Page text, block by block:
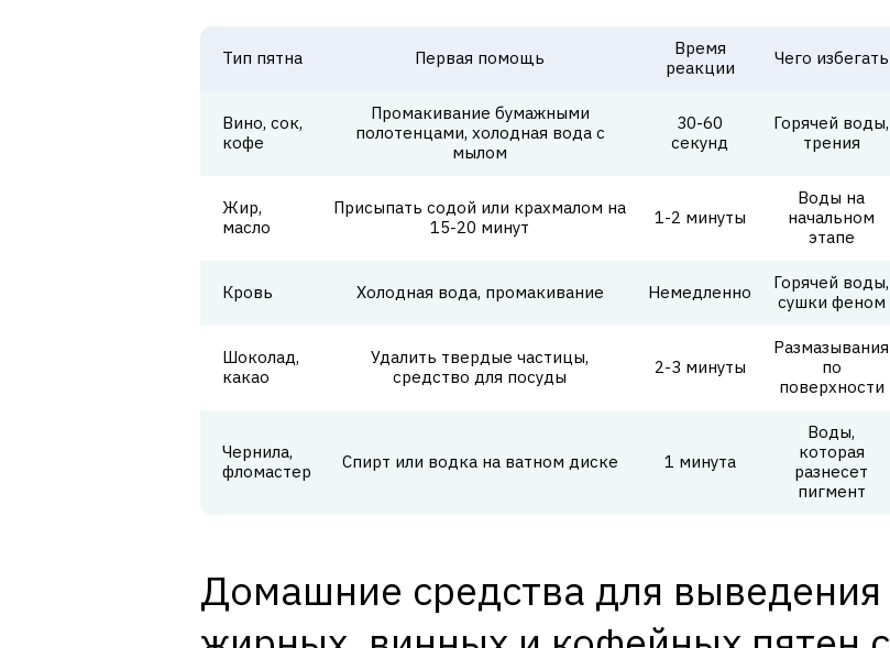
Тип пятна Первая помощь
Время
реакции
Чего избегать
Вино, сок,
кофе
Промакивание бумажными
полотенцами, холодная вода с
мылом
30-60
секунд
Горячей воды,
трения
Жир,
масло
Присыпать содой или крахмалом на
15-20 минут
1-2 минуты
Воды на
начальном
этапе
Кровь Холодная вода, промакивание Немедленно
Горячей воды,
сушки феном
Шоколад,
какао
Удалить твердые частицы,
средство для посуды
2-3 минуты
Размазывания
по
поверхности
Чернила,
фломастер
Спирт или водка на ватном диске 1 минута
Воды,
которая
разнесет
пигмент
Домашние средства для выведения